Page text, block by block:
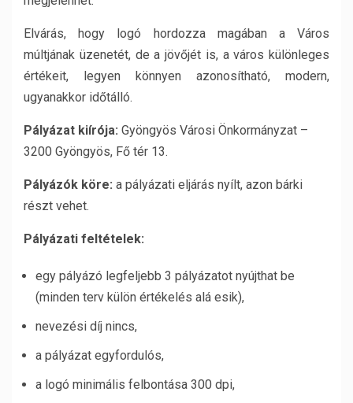
Elvárás, hogy logó hordozza magában a Város
múltjának üzenetét, de a jövőjét is, a város különleges
értékeit, legyen könnyen azonosítható, modern,
ugyanakkor időtálló.
Pályázat kiírója: Gyöngyös Városi Önkormányzat –
3200 Gyöngyös, Fő tér 13.
Pályázók köre: a pályázati eljárás nyílt, azon bárki
részt vehet.
Pályázati feltételek:
egy pályázó legfeljebb 3 pályázatot nyújthat be
(minden terv külön értékelés alá esik),
nevezési díj nincs,
a pályázat egyfordulós,
a logó minimális felbontása 300 dpi,